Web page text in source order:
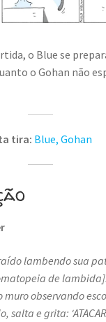
o Blue se
o Gohan não
tira: Blue, Gohan
lambendo sua
de
muro observando
salta e grita: